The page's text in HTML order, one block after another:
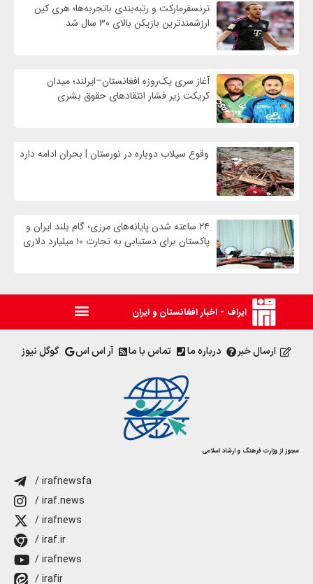
ترنسفرمارکت و رتبه‌بندی باتجربه‌ها؛ هری کین
ارزشمندترین بازیکن بالای ۳۰ سال شد
آغاز سری یک‌روزه افغانستان–ایرلند؛ میدان
کریکت زیر فشار انتقادهای حقوق بشری
وقوع سیلاب دوباره در نورستان | بحران ادامه دارد
۲۴ ساعته شدن پایانه‌های مرزی؛ گام بلند ایران و
پاکستان برای دستیابی به تجارت ۱۰ میلیارد دلاری
ایراف - اخبار افغانستان و ایران
ارسال خبر درباره ما تماس با ما آر اس اس گوگل نیوز
مجوز از وزارت فرهنگ و ارشاد اسلامی
/ irafnewsfa
/ iraf.news
/ irafnews
/ iraf.ir
/ irafnews
/ irafir